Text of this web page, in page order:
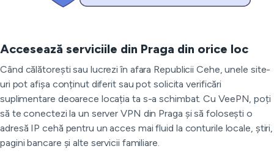
Accesează serviciile din Praga din orice loc
Când călătorești sau lucrezi în afara Republicii Cehe, unele site-
uri pot afișa conținut diferit sau pot solicita verificări
suplimentare deoarece locația ta s-a schimbat. Cu VeePN, poți
să te conectezi la un server VPN din Praga și să folosești o
adresă IP cehă pentru un acces mai fluid la conturile locale, știri,
pagini bancare și alte servicii familiare.